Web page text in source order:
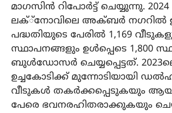
മാഗസിന്‍ റിപോര്‍ട്ട് ചെയ്യുന്നു.
ലക്്‌നോവിലെ അക്ബര്‍ നഗറില്‍
പദ്ധതിയുടെ പേരില്‍ 1,169
സ്ഥാപനങ്ങളും ഉള്‍പ്പെടെ 1,800
ബുള്‍ഡോസര്‍ ചെയ്യപ്പെട്ടത്.
ഉച്ചകോടിക്ക് മുന്നോടിയായി
വീടുകള്‍ തകര്‍ക്കപ്പെടുകയും
പേരെ ഭവനരഹിതരാക്കുകയും